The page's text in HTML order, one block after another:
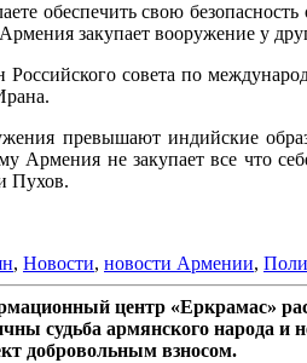
обеспечить свою
закупает вооружение у
Российского совета по
превышают индийские
Армения не закупает все
Пухов.
, Новости, новости Армении,
центр «Еркрамас»
судьба армянского народа
добровольным взносом.